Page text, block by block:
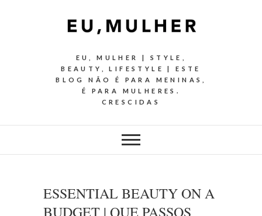
EU, MULHER | STYLE,
BEAUTY, LIFESTYLE | ESTE
BLOG NÃO É PARA MENINAS,
É PARA MULHERES.
CRESCIDAS
ESSENTIAL BEAUTY ON A
BUDGET | QUE PASSOS